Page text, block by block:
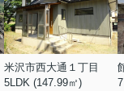
米沢市西大通１丁目
5LDK (147.99㎡)